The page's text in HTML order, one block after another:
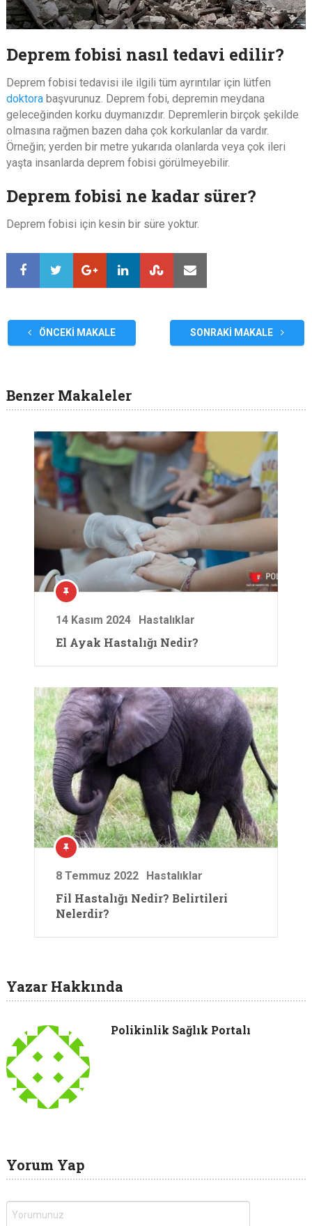
Deprem fobisi nasıl tedavi edilir?
Deprem fobisi tedavisi ile ilgili tüm ayrıntılar için lütfen
doktorabaşvurunuz. Deprem fobi, depremin meydana
geleceğinden korku duymanızdır. Depremlerin birçok şekilde
olmasına rağmen bazen daha çok korkulanlar da vardır.
Örneğin; yerden bir metre yukarıda olanlarda veya çok ileri
yaşta insanlarda deprem fobisi görülmeyebilir.
Deprem fobisi ne kadar sürer?
Deprem fobisi için kesin bir süre yoktur.
ÖNCEKI MAKALE SONRAKI MAKALE
Benzer Makaleler
14 Kasım 2024 Hastalıklar
El Ayak Hastalığı Nedir?
8 Temmuz 2022 Hastalıklar
Fil Hastalığı Nedir? Belirtileri
Nelerdir?
Yazar Hakkında
Polikinlik Sağlık Portalı
Yorum Yap